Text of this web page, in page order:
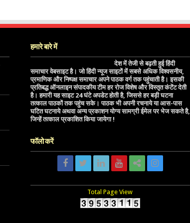
हमारे बारे में
देश में तेजी से बढ़ती हुई हिंदी
समाचार वेबसाइट है। जो हिंदी न्यूज साइटों में सबसे अधिक विश्वसनीय,
प्रमाणिक और निष्पक्ष समाचार अपने पाठक वर्ग तक पहुंचाती है। इसकी
प्रतिबद्ध ऑनलाइन संपादकीय टीम हर रोज विशेष और विस्तृत कंटेंट देती
है। हमारी यह साइट 24 घंटे अपडेट होती है, जिससे हर बड़ी घटना
तत्काल पाठकों तक पहुंच सके। पाठक भी अपनी रचनाये या आस-पास
घटित घटनाये अथवा अन्य प्रकाशन योग्य सामग्री ईमेल पर भेज सकते है,
जिन्हें तत्काल प्रकाशित किया जायेगा !
फॉलो करें
Total Page View